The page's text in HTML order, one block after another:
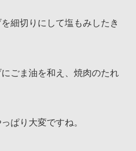
細切りにして塩もみしたき
ごま油を和え、焼肉のたれ
ぱり大変ですね。